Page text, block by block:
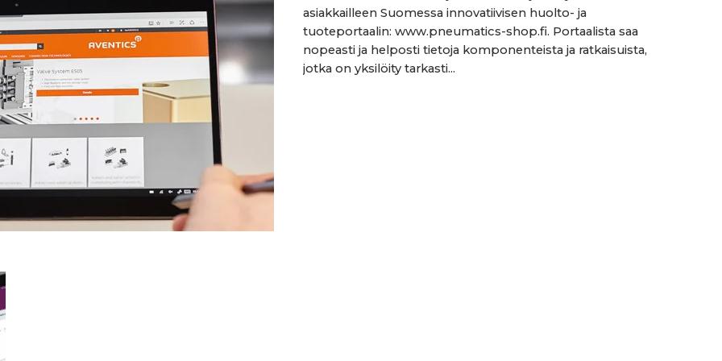
asiakkailleen Suomessa innovatiivisen huolto- ja
tuoteportaalin: www.pneumatics-shop.fi. Portaalista saa
nopeasti ja helposti tietoja komponenteista ja ratkaisuista,
jotka on yksilöity tarkasti...